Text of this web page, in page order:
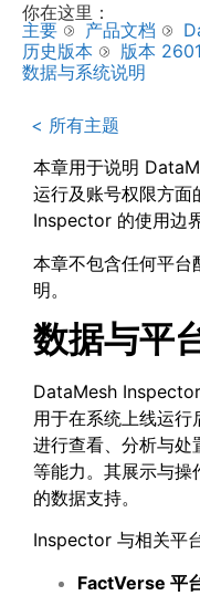
你在这里：
主要
产品文档
历史版本
版本
数据与系统说明
< 所有主题
本章用于说明
运行及账号权限方面
Inspector 的使用边
本章不包含任何平台
明。
数据与平
DataMesh
用于在系统上线运
进行查看、分析与处
等能力。其展示与操
的数据支持。
Inspector 与相关平
FactVerse 平